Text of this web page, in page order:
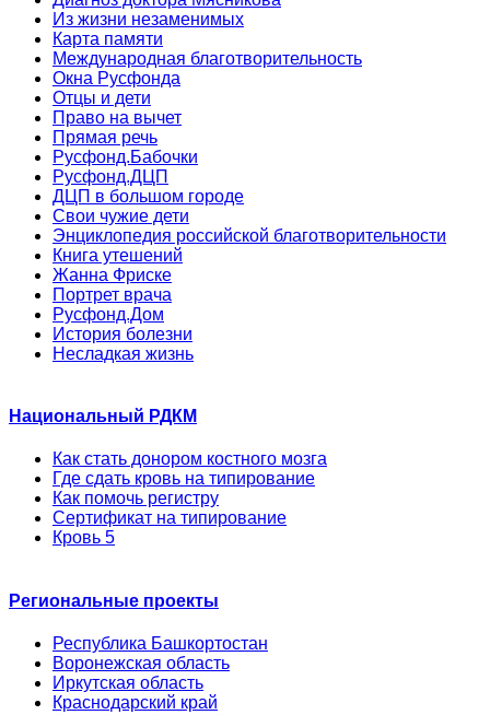
Из жизни незаменимых
Карта памяти
Международная благотворительность
Окна Русфонда
Отцы и дети
Право на вычет
Прямая речь
Русфонд.Бабочки
Русфонд.ДЦП
ДЦП в большом городе
Свои чужие дети
Энциклопедия российской благотворительности
Книга утешений
Жанна Фриске
Портрет врача
Русфонд.Дом
История болезни
Несладкая жизнь
Национальный РДКМ
Как стать донором костного мозга
Где сдать кровь на типирование
Как помочь регистру
Сертификат на типирование
Кровь 5
Региональные проекты
Республика Башкортостан
Воронежская область
Иркутская область
Краснодарский край